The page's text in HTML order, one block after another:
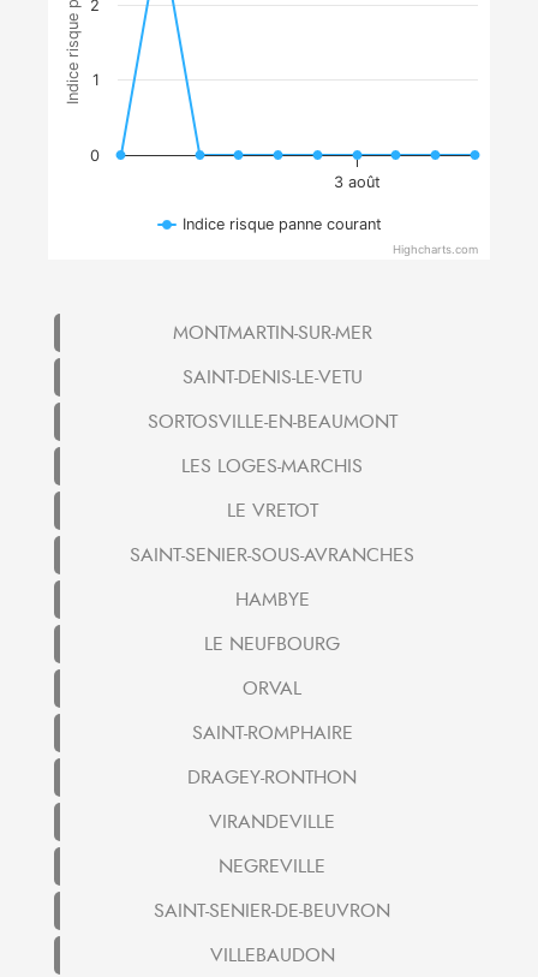
3 août
0
1
2
Indice risque panne courant
Highcharts.com
MONTMARTIN-SUR-MER
SAINT-DENIS-LE-VETU
SORTOSVILLE-EN-BEAUMONT
LES LOGES-MARCHIS
LE VRETOT
SAINT-SENIER-SOUS-AVRANCHES
HAMBYE
LE NEUFBOURG
ORVAL
SAINT-ROMPHAIRE
DRAGEY-RONTHON
VIRANDEVILLE
NEGREVILLE
SAINT-SENIER-DE-BEUVRON
VILLEBAUDON